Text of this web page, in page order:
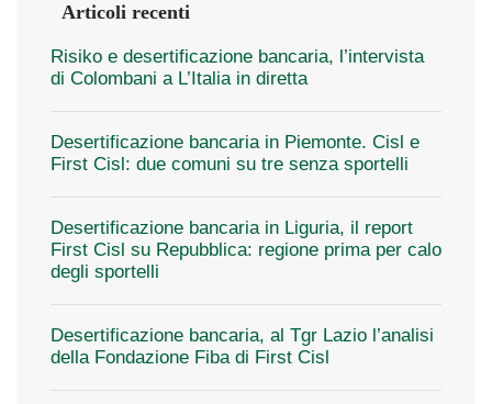
Articoli recenti
Risiko e desertificazione bancaria, l’intervista
di Colombani a L’Italia in diretta
Desertificazione bancaria in Piemonte. Cisl e
First Cisl: due comuni su tre senza sportelli
Desertificazione bancaria in Liguria, il report
First Cisl su Repubblica: regione prima per calo
degli sportelli
Desertificazione bancaria, al Tgr Lazio l’analisi
della Fondazione Fiba di First Cisl